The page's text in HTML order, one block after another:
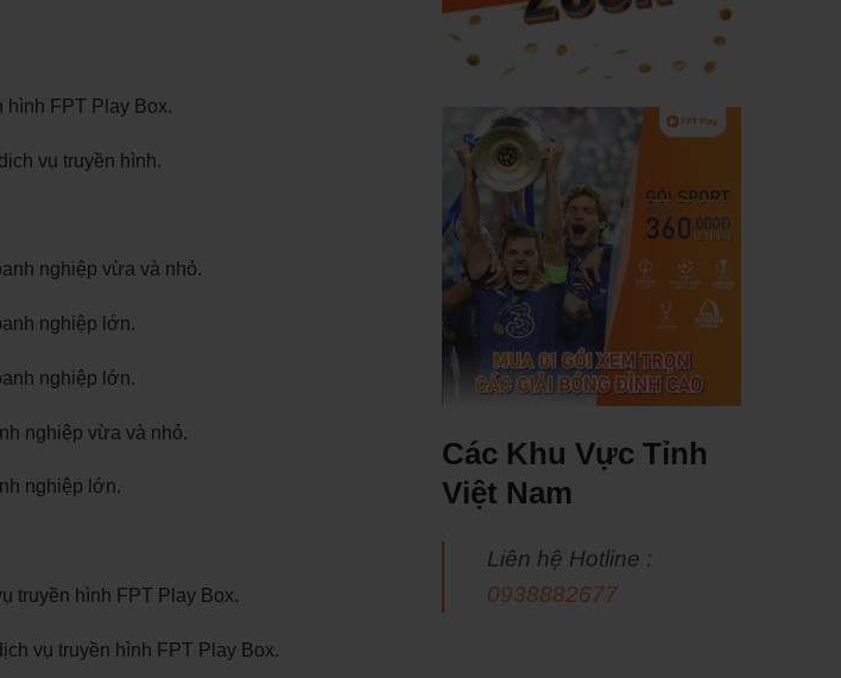
hình FPT Play Box.
vụ truyền hình.
nghiệp vừa và nhỏ.
nghiệp lớn.
nghiệp lớn.
nghiệp vừa và nhỏ.
nghiệp lớn.
truyền hình FPT Play Box.
vụ truyền hình FPT Play Box.
Các Khu Vực Tỉnh
Việt Nam
Liên hệ Hotline :
0938882677